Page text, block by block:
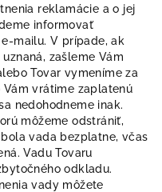
reklamácie a o jej
informovať
mailu. V prípade, ak
zašleme Vám
Tovar vymeníme za
vrátime zaplatenú
nedohodneme inak.
môžeme odstrániť,
vada bezplatne, včas
Vadu Tovaru
odkladu.
vady môžete